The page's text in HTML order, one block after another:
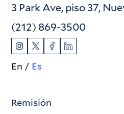
3 Park Ave, piso 37,
(212) 869-3500
En Es
Remisión